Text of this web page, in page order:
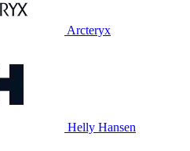
Arcteryx
Helly Hansen